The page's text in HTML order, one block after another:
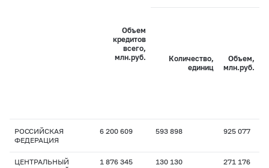
Объем
кредитов
всего,
млн.руб.
Количество,
единиц
Объем,
млн.руб.
РОССИЙСКАЯ
ФЕДЕРАЦИЯ
6 200 609 593 898 925 077
ЦЕНТРАЛЬНЫЙ
1 876 345 130 130 271 176